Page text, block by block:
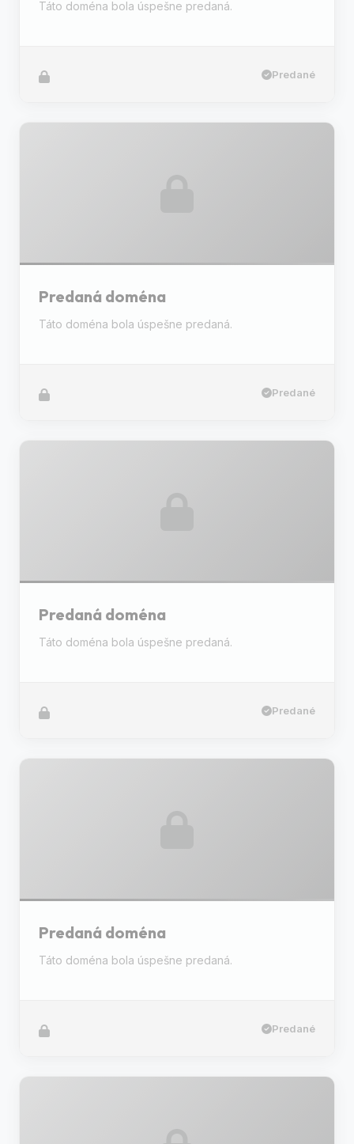
Táto doména bola úspešne predaná.
Predané
Predaná doména
Táto doména bola úspešne predaná.
Predané
Predaná doména
Táto doména bola úspešne predaná.
Predané
Predaná doména
Táto doména bola úspešne predaná.
Predané